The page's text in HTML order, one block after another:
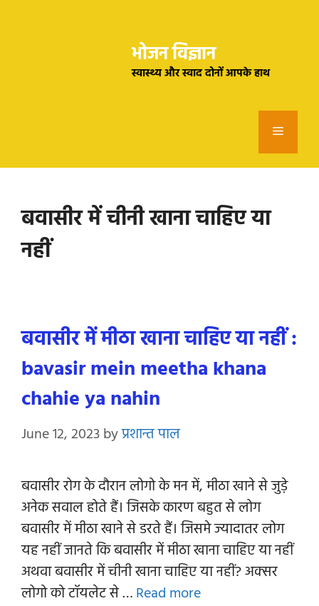
भोजन विज्ञान
स्वास्थ्य और स्वाद दोनों आपके हाथ
Menu
बवासीर में चीनी खाना चाहिए या
नहीं
बवासीर में मीठा खाना चाहिए या नहीं :
bavasir mein meetha khana
chahie ya nahin
June 12, 2023byप्रशान्त पाल
बवासीर रोग के दौरान लोगो के मन में, मीठा खाने से जुड़े
अनेक सवाल होते हैं। जिसके कारण बहुत से लोग
बवासीर में मीठा खाने से डरते हैं। जिसमे ज्यादातर लोग
यह नहीं जानते कि बवासीर में मीठा खाना चाहिए या नहीं
अथवा बवासीर में चीनी खाना चाहिए या नहीं? अक्सर
लोगो को टॉयलेट से …Read more